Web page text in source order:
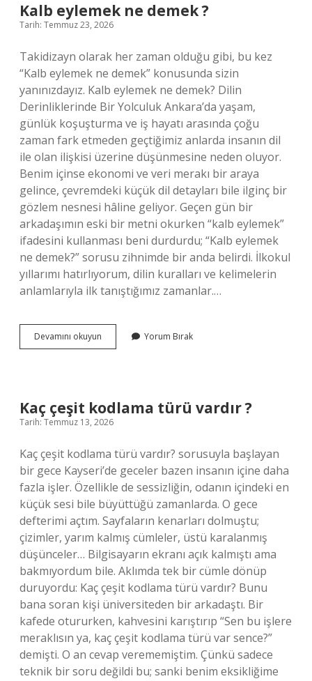
Kalb eylemek ne demek ?
Tarih: Temmuz 23, 2026
Takidizayn olarak her zaman olduğu gibi, bu kez
“Kalb eylemek ne demek” konusunda sizin
yanınızdayız. Kalb eylemek ne demek? Dilin
Derinliklerinde Bir Yolculuk Ankara’da yaşam,
günlük koşuşturma ve iş hayatı arasında çoğu
zaman fark etmeden geçtiğimiz anlarda insanın dil
ile olan ilişkisi üzerine düşünmesine neden oluyor.
Benim içinse ekonomi ve veri merakı bir araya
gelince, çevremdeki küçük dil detayları bile ilginç bir
gözlem nesnesi hâline geliyor. Geçen gün bir
arkadaşımın eski bir metni okurken “kalb eylemek”
ifadesini kullanması beni durdurdu; “Kalb eylemek
ne demek?” sorusu zihnimde bir anda belirdi. İlkokul
yıllarımı hatırlıyorum, dilin kuralları ve kelimelerin
anlamlarıyla ilk tanıştığımız zamanlar.…
Devamını okuyun
eylemek
Yorum Bırak
Kaç çeşit kodlama türü vardır ?
Tarih: Temmuz 13, 2026
Kaç çeşit kodlama türü vardır? sorusuyla başlayan
bir gece Kayseri’de geceler bazen insanın içine daha
fazla işler. Özellikle de sessizliğin, odanın içindeki en
küçük sesi bile büyüttüğü zamanlarda. O gece
defterimi açtım. Sayfaların kenarları dolmuştu;
çizimler, yarım kalmış cümleler, üstü karalanmış
düşünceler… Bilgisayarın ekranı açık kalmıştı ama
bakmıyordum bile. Aklımda tek bir cümle dönüp
duruyordu: Kaç çeşit kodlama türü vardır? Bunu
bana soran kişi üniversiteden bir arkadaştı. Bir
kafede otururken, kahvesini karıştırıp “Sen bu işlere
meraklısın ya, kaç çeşit kodlama türü var sence?”
demişti. O an cevap verememiştim. Çünkü sadece
teknik bir soru değildi bu; sanki benim eksikliğime